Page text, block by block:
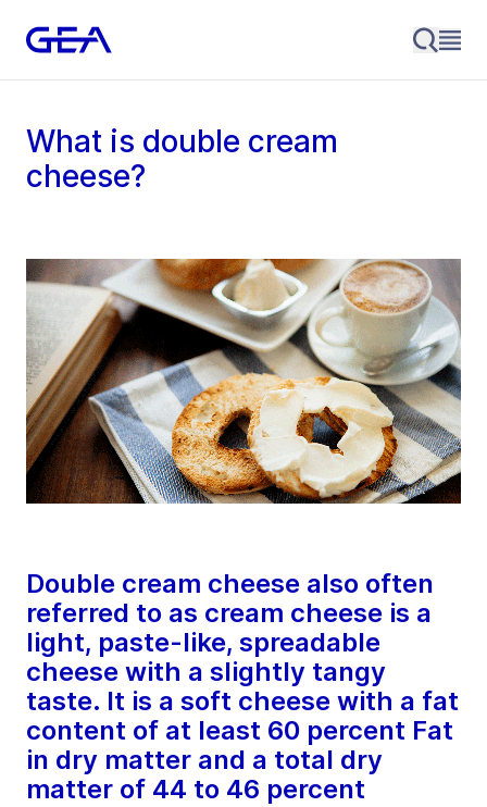
What is double cream
cheese?
Double cream cheese also often
referred to as cream cheese is a
light, paste-like, spreadable
cheese with a slightly tangy
taste. It is a soft cheese with a fat
content of at least 60 percent Fat
in dry matter and a total dry
matter of 44 to 46 percent